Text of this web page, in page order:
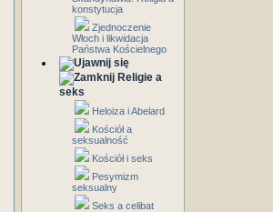
konstytucja
Zjednoczenie
Włoch i likwidacja
Państwa Kościelnego
Religie a
seks
Heloiza i Abelard
Kościół a
seksualność
Kościół i seks
Pesymizm
seksualny
Seks a celibat